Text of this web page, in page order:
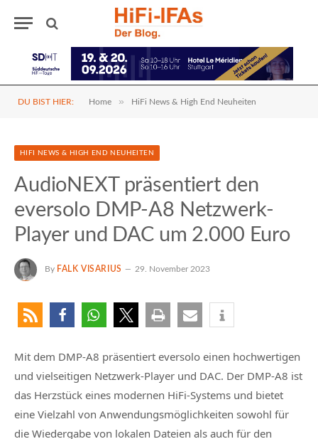
DU BIST HIER: Home » HiFi News & High End Neuheiten
HIFI NEWS & HIGH END NEUHEITEN
AudioNEXT präsentiert den
eversolo DMP-A8 Netzwerk-
Player und DAC um 2.000 Euro
By FALK VISARIUS 29. November 2023
Mit dem DMP-A8 präsentiert eversolo einen hochwertigen
und vielseitigen Netzwerk-Player und DAC. Der DMP-A8 ist
das Herzstück eines modernen HiFi-Systems und bietet
eine Vielzahl von Anwendungsmöglichkeiten sowohl für
die Wiedergabe von lokalen Dateien als auch für den